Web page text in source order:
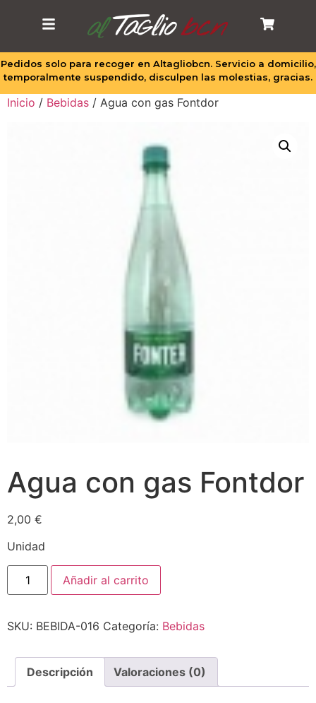
Pedidos solo para recoger en Altagliobcn. Servicio a domicilio,
temporalmente suspendido, disculpen las molestias, gracias.
Inicio / Bebidas / Agua con gas Fontdor
Agua con gas Fontdor
2,00 €
Unidad
Añadir al carrito
SKU: BEBIDA-016 Categoría: Bebidas
Descripción Valoraciones (0)